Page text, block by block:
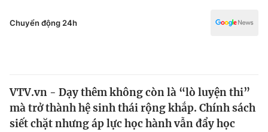
Thế giới
Y tế
Chuyển động 24h
VTV.vn - Dạy thêm không còn là “lò luyện thi”
mà trở thành hệ sinh thái rộng khắp. Chính sách
siết chặt nhưng áp lực học hành vẫn đẩy học